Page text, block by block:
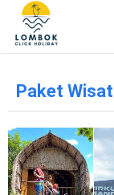
Paket